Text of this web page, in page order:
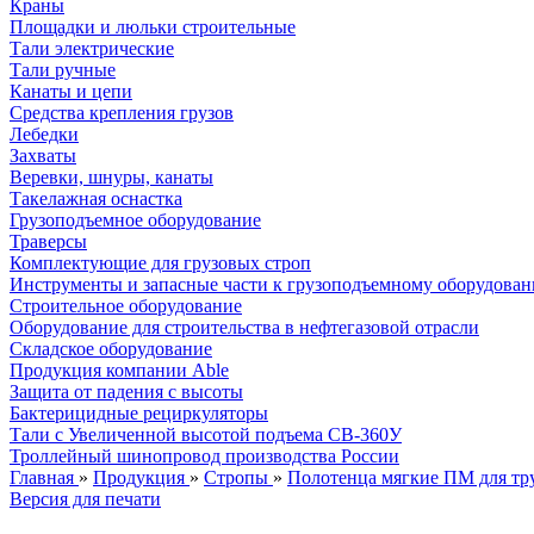
Краны
Площадки и люльки строительные
Тали электрические
Тали ручные
Канаты и цепи
Средства крепления грузов
Лебедки
Захваты
Веревки, шнуры, канаты
Такелажная оснастка
Грузоподъемное оборудование
Траверсы
Комплектующие для грузовых строп
Инструменты и запасные части к грузоподъемному
Строительное оборудование
Оборудование для строительства в нефтегазовой отрасли
Складское оборудование
Продукция компании Able
Защита от падения с высоты
Бактерицидные рециркуляторы
Тали с Увеличенной высотой подъема СВ-360У
Троллейный шинопровод производства России
Главная » Продукция » Стропы » Полотенца мягкие ПМ для
Версия для печати